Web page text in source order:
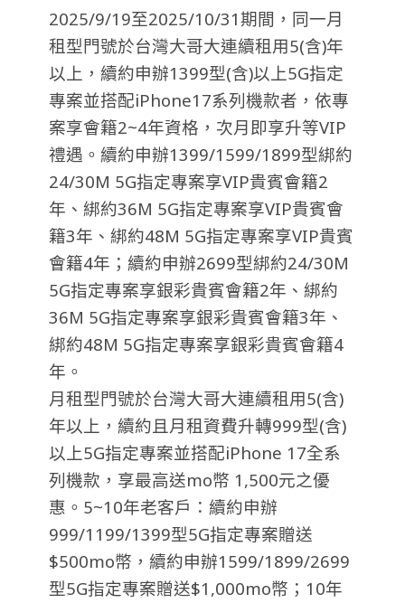
2025/9/19至2025/10/31期間，同一月
租型門號於台灣大哥大連續租用5(含)年
以上，續約申辦1399型(含)以上5G指定
專案並搭配iPhone17系列機款者，依專
案享會籍2~4年資格，次月即享升等VIP
禮遇。續約申辦1399/1599/1899型綁約
24/30M 5G指定專案享VIP貴賓會籍2
年、綁約36M 5G指定專案享VIP貴賓會
籍3年、綁約48M 5G指定專案享VIP貴賓
會籍4年；續約申辦2699型綁約24/30M
5G指定專案享銀彩貴賓會籍2年、綁約
36M 5G指定專案享銀彩貴賓會籍3年、
綁約48M 5G指定專案享銀彩貴賓會籍4
年。
月租型門號於台灣大哥大連續租用5(含)
年以上，續約且月租資費升轉999型(含)
以上5G指定專案並搭配iPhone 17全系
列機款，享最高送mo幣 1,500元之優
惠。5~10年老客戶：續約申辦
999/1199/1399型5G指定專案贈送
$500mo幣，續約申辦1599/1899/2699
型5G指定專案贈送$1,000mo幣；10年